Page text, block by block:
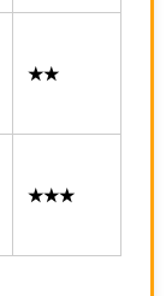
★★
★★★